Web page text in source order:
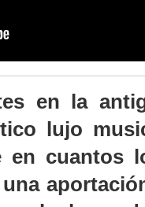
en la
lujo
en cuantos